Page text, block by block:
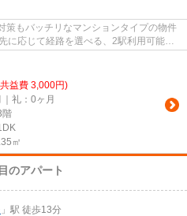
策もバッチリなマンションタイプの物件
に応じて経路を選べる、2駅利用可能な
益費 3,000円)
礼：0ヶ月
階
㎡
のアパート
」駅 徒歩13分